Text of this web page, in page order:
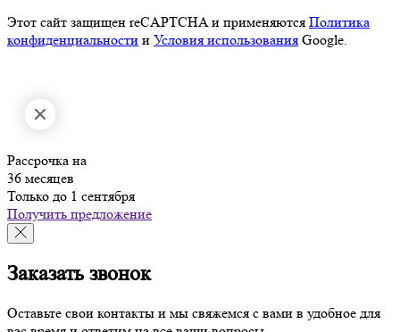
Этот сайт защищен reCAPTCHA и применяются Политика
конфиденциальности и Условия использования Google.
Рассрочка на
36 месяцев
Только до 1 сентября
Получить предложение
Заказать звонок
Оставьте свои контакты и мы свяжемся с вами в удобное для